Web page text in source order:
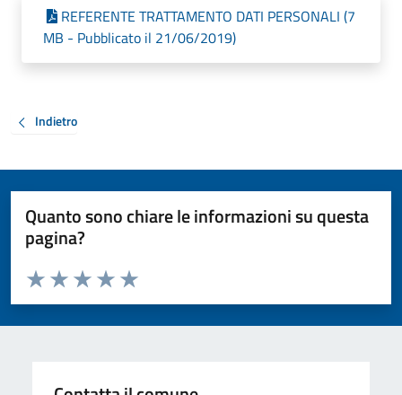
REFERENTE TRATTAMENTO DATI PERSONALI (7
MB - Pubblicato il 21/06/2019)
Indietro
Quanto sono chiare le informazioni su questa
pagina?
Valuta da 1 a 5 stelle la pagina
Valuta 5 stelle su 5
Valuta 4 stelle su 5
Valuta 3 stelle su 5
Valuta 2 stelle su 5
Valuta 1 stelle su 5